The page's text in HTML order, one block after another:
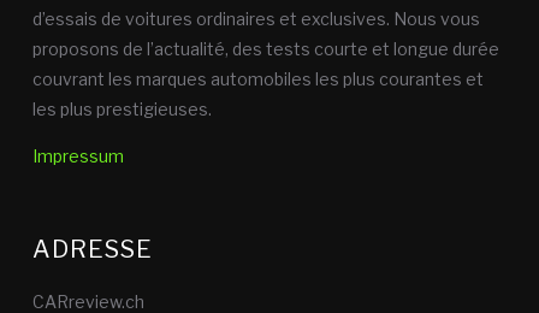
d’essais de voitures ordinaires et exclusives. Nous vous
proposons de l’actualité, des tests courte et longue durée
couvrant les marques automobiles les plus courantes et
les plus prestigieuses.
Impressum
ADRESSE
CARreview.ch